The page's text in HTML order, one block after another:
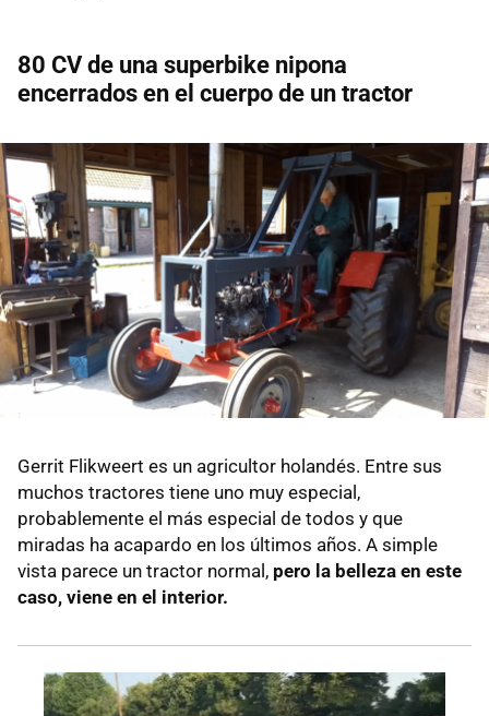
80 CV de una superbike nipona
encerrados en el cuerpo de un tractor
Gerrit Flikweert es un agricultor holandés. Entre sus
muchos tractores tiene uno muy especial,
probablemente el más especial de todos y que
miradas ha acapardo en los últimos años. A simple
vista parece un tractor normal, pero la belleza en este
caso, viene en el interior.